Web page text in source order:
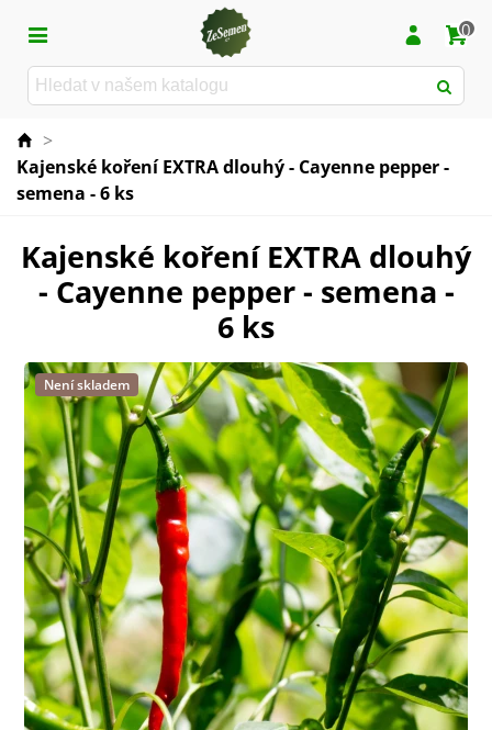
0
>
Kajenské koření EXTRA dlouhý - Cayenne pepper -
semena - 6 ks
Kajenské koření EXTRA dlouhý
- Cayenne pepper - semena -
6 ks
Není skladem